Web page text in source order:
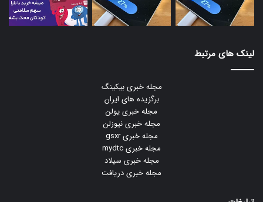
لینک های مرتبط
مجله خبری بیکینگ
برگزیده های ایران
مجله خبری یولن
مجله خبری نیوزلن
مجله خبری gsxr
مجله خبری mydtc
مجله خبری سیلاد
مجله خبری دریافت